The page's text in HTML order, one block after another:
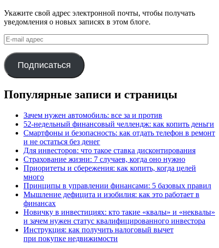
Укажите свой адрес электронной почты, чтобы получать
уведомления о новых записях в этом блоге.
E-
mail
адрес
Подписаться
Популярные записи и страницы
Зачем нужен автомобиль: все за и против
52-недельный финансовый челлендж: как копить деньги
Смартфоны и безопасность: как отдать телефон в ремонт
и не остаться без денег
Для инвесторов: что такое ставка дисконтирования
Страхование жизни: 7 случаев, когда оно нужно
Приоритеты и сбережения: как копить, когда целей
много
Принципы в управлении финансами: 5 базовых правил
Мышление дефицита и изобилия: как это работает в
финансах
Новичку в инвестициях: кто такие «квалы» и «неквалы»
и зачем нужен статус квалифицированного инвестора
Инструкция: как получить налоговый вычет
при покупке недвижимости